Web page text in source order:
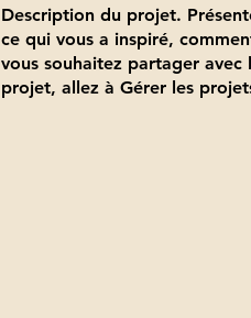
Description du projet.
ce qui vous a inspiré,
vous souhaitez partager
projet, allez à Gérer les